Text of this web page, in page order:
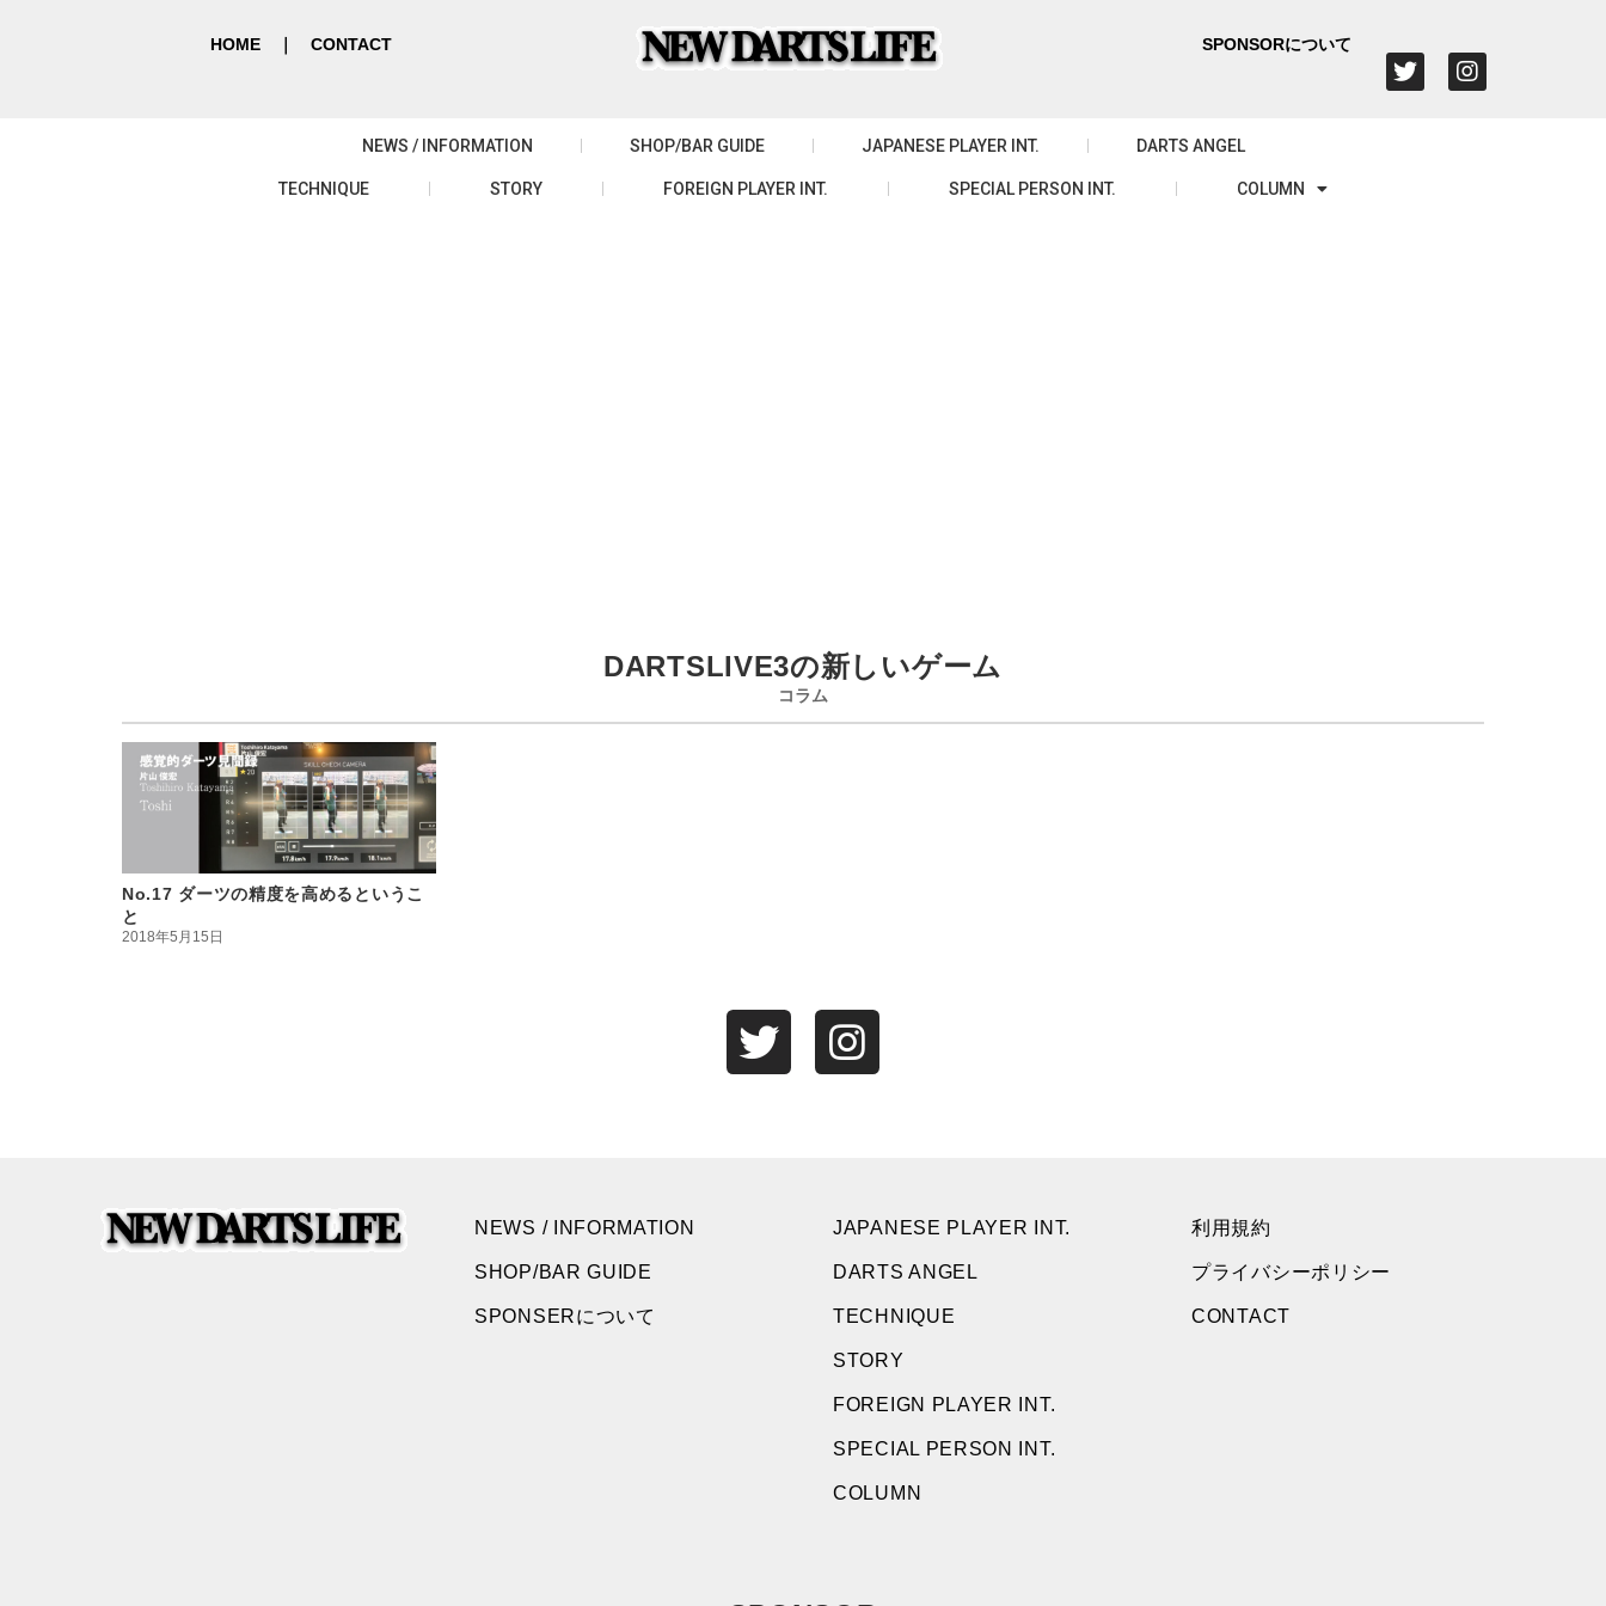
HOME CONTACT SPONSORについて
NEWS / INFORMATION SHOP/BAR GUIDE JAPANESE PLAYER INT. DARTS ANGEL
TECHNIQUE STORY FOREIGN PLAYER INT. SPECIAL PERSON INT. COLUMN
DARTSLIVE3の新しいゲーム
コラム
No.17 ダーツの精度を高めるというこ
と
2018年5月15日
NEWS / INFORMATION
SHOP/BAR GUIDE
SPONSERについて
JAPANESE PLAYER INT.
DARTS ANGEL
TECHNIQUE
STORY
FOREIGN PLAYER INT.
SPECIAL PERSON INT.
COLUMN
利用規約
プライバシーポリシー
CONTACT